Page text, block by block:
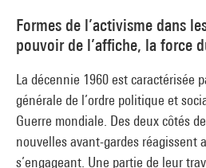
Champion, Louise Legeleux et
Traverse 4
(commissaires de l'exposition :
Champion, Louise Legeleux,
Milovzorova)
Traverse 4
l’architecture rationnelle) est
fasciste. Par la suite, le régime
modernes et tenants de
l’alliance de Mussolini avec le
abandonner sa liaison esthétique
désormais reniée.
Formes de l’activisme dans
pouvoir de l’affiche, la force
La décennie 1960 est caractérisée
générale de l’ordre politique et
Guerre mondiale. Des deux côtés
nouvelles avant-gardes réagissent
s’engageant. Une partie de leur